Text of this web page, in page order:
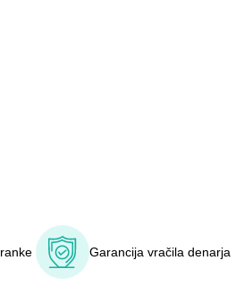
Garancija vračila denarja